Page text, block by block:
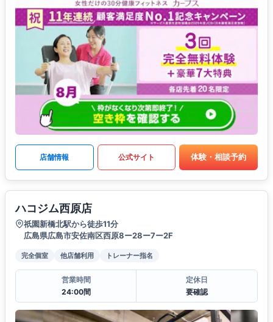
店舗情報 公式サイト 体験・相談予約
ハコジム西原店
祇園新橋北駅から徒歩11分
広島県広島市安佐南区西原8ー28ー7ー2F
完全個室 他店舗利用 トレーナー指名
営業時間
24:00間
定休日
要確認